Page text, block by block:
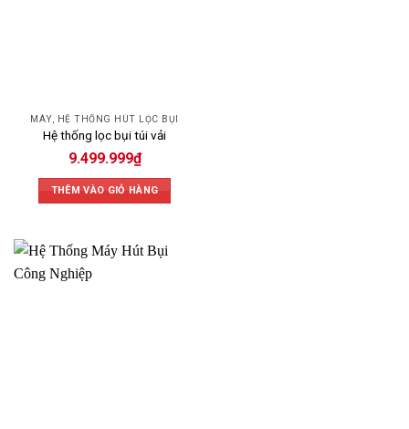
MÁY, HỆ THỐNG HÚT LỌC BỤI
Hệ thống lọc bụi túi vải
9.499.999₫
THÊM VÀO GIỎ HÀNG